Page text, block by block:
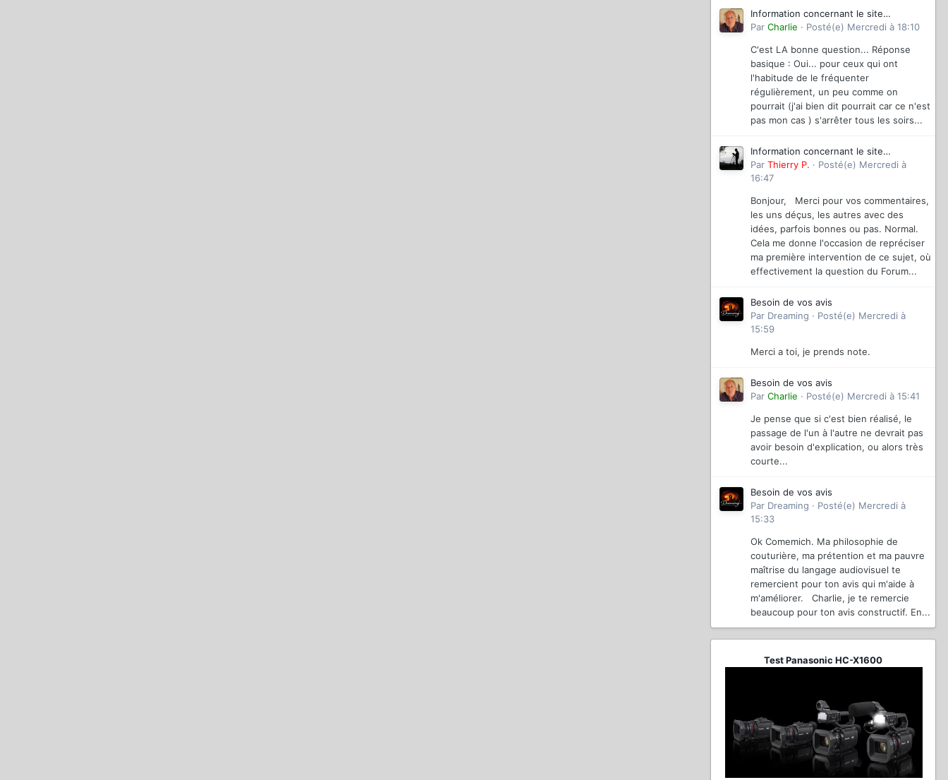
Information concernant le site
magazinevideo
Par Charlie · Posté(e) Mercredi à 18:10
C'est LA bonne question... Réponse
basique : Oui... pour ceux qui ont
l'habitude de le fréquenter
régulièrement, un peu comme on
pourrait (j'ai bien dit pourrait car ce n'est
pas mon cas ) s'arrêter tous les soirs...
Information concernant le site
magazinevideo
Par Thierry P. · Posté(e) Mercredi à
16:47
Bonjour, Merci pour vos commentaires,
les uns déçus, les autres avec des
idées, parfois bonnes ou pas. Normal.
Cela me donne l'occasion de repréciser
ma première intervention de ce sujet, où
effectivement la question du Forum...
Besoin de vos avis
Par Dreaming · Posté(e) Mercredi à
15:59
Merci a toi, je prends note.
Besoin de vos avis
Par Charlie · Posté(e) Mercredi à 15:41
Je pense que si c'est bien réalisé, le
passage de l'un à l'autre ne devrait pas
avoir besoin d'explication, ou alors très
courte...
Besoin de vos avis
Par Dreaming · Posté(e) Mercredi à
15:33
Ok Comemich. Ma philosophie de
couturière, ma prétention et ma pauvre
maîtrise du langage audiovisuel te
remercient pour ton avis qui m'aide à
m'améliorer. Charlie, je te remercie
beaucoup pour ton avis constructif. En...
Test Panasonic HC-X1600